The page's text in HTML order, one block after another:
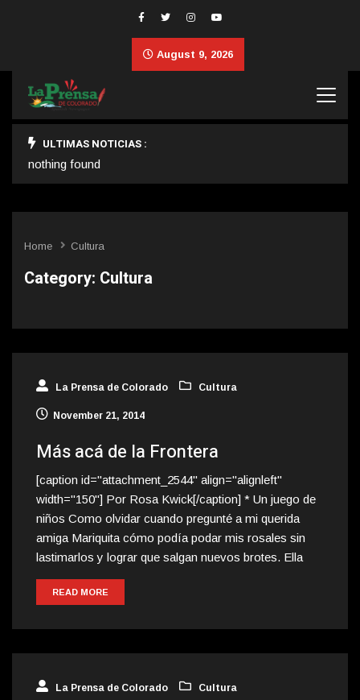
August 9, 2026
ULTIMAS NOTICIAS :
nothing found
Home Cultura
Category: Cultura
La Prensa de Colorado Cultura
November 21, 2014
Más acá de la Frontera
[caption id="attachment_2544" align="alignleft"
width="150"] Por Rosa Kwick[/caption] * Un juego de
niños Como olvidar cuando pregunté a mi querida
amiga Mariquita cómo podía podar mis rosales sin
lastimarlos y lograr que salgan nuevos brotes. Ella
READ MORE
La Prensa de Colorado Cultura